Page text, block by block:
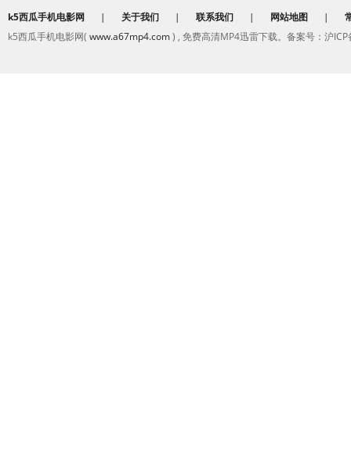
k5西瓜手机电影网 | 关于我们 | 联系我们 | 网站地图 |
k5西瓜手机电影网( www.a67mp4.com) , 免费高清MP4迅雷下载。备案号：沪